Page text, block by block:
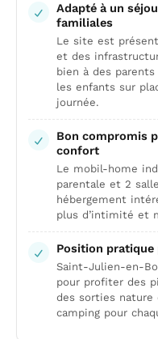
Adapté à un
familiales
Le site est
et des
bien à des
les enfants sur
journée.
Bon compromis
confort
Le mobil-home
parentale et 2
hébergement
plus d’intimité et
Position pratique
Saint-Julien-en-
pour profiter des
des sorties nature
camping pour